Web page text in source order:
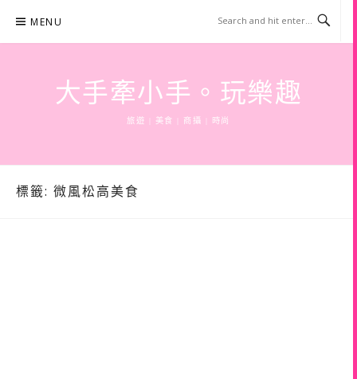
content
MENU
大手牽小手。玩樂趣
旅遊 | 美食 | 商攝 | 時尚
標籤: 微風松高美食